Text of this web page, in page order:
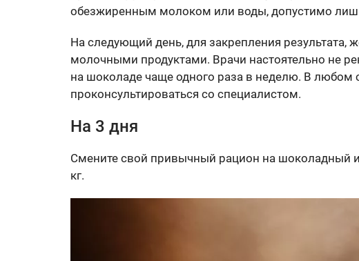
обезжиренным молоком или воды, допустимо
На следующий день, для закрепления результата,
молочными продуктами. Врачи настоятельно не
на шоколаде чаще одного раза в неделю. В любом
проконсультироваться со специалистом.
На 3 дня
Смените свой привычный рацион на шоколадный и
кг.